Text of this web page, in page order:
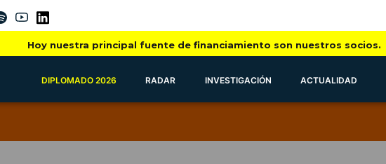
Hoy nuestra principal fuente de financiamiento son nuestros socios.
DIPLOMADO 2026 RADAR INVESTIGACIÓN ACTUALIDAD